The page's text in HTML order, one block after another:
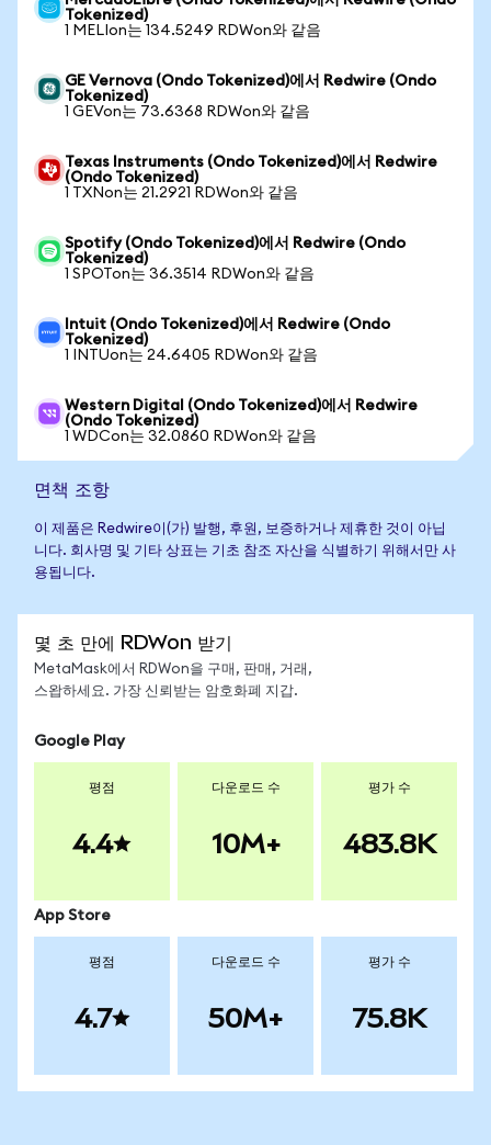
Tokenized)
1 MELIon는 134.5249 RDWon와 같음
GE Vernova (Ondo Tokenized)에서 Redwire (Ondo
Tokenized)
1 GEVon는 73.6368 RDWon와 같음
Texas Instruments (Ondo Tokenized)에서 Redwire
(Ondo Tokenized)
1 TXNon는 21.2921 RDWon와 같음
Spotify (Ondo Tokenized)에서 Redwire (Ondo
Tokenized)
1 SPOTon는 36.3514 RDWon와 같음
Intuit (Ondo Tokenized)에서 Redwire (Ondo
Tokenized)
1 INTUon는 24.6405 RDWon와 같음
Western Digital (Ondo Tokenized)에서 Redwire
(Ondo Tokenized)
1 WDCon는 32.0860 RDWon와 같음
면책 조항
이 제품은 Redwire이(가) 발행, 후원, 보증하거나 제휴한 것이 아닙
니다. 회사명 및 기타 상표는 기초 참조 자산을 식별하기 위해서만 사
용됩니다.
몇 초 만에 RDWon 받기
MetaMask에서 RDWon을 구매, 판매, 거래,
스왑하세요. 가장 신뢰받는 암호화폐 지갑.
Google Play
평점
4.4
다운로드 수
10M+
평가 수
483.8K
App Store
평점
4.7
다운로드 수
50M+
평가 수
75.8K